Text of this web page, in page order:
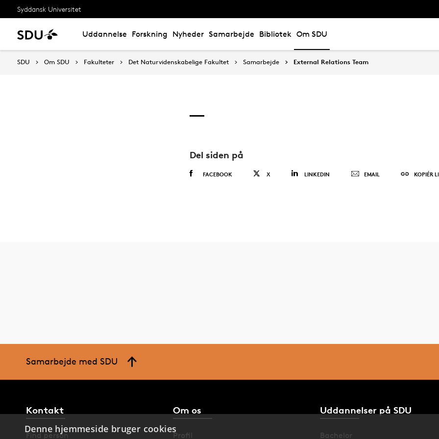
Syddansk Universitet
Uddannelse Forskning Nyheder Samarbejde Bibliotek Om SDU
SDU Om SDU Fakulteter Det Naturvidenskabelige Fakultet Samarbejde External Relations Team
Del siden på
FACEBOOK X LINKEDIN EMAIL KOPIÉR
Samarbejde med SDU
Kontakt
Find person
Om os
Profil
Uddannelser på SDU
Bachelor
Denne hjemmeside bruger cookies